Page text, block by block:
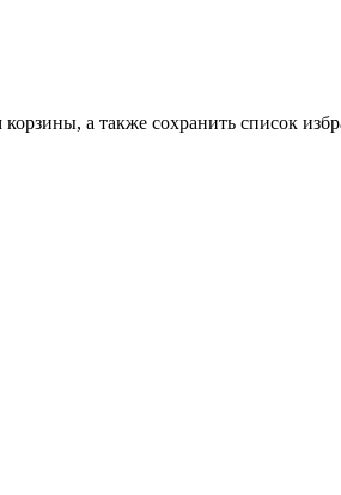
а также сохранить список